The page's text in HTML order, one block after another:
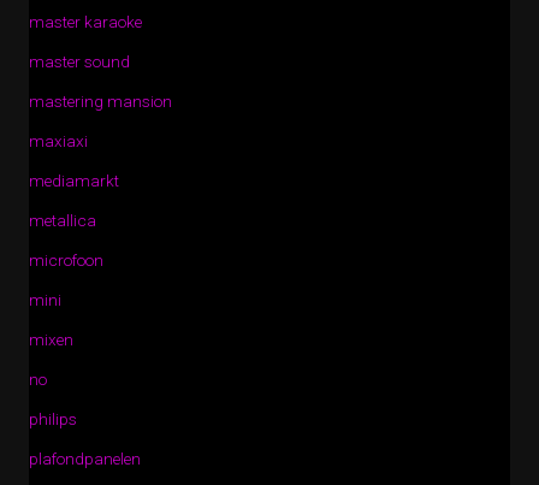
master karaoke
master sound
mastering mansion
maxiaxi
mediamarkt
metallica
microfoon
mini
mixen
no
philips
plafondpanelen